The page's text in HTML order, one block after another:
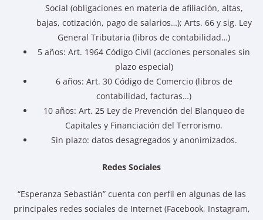
Social (obligaciones en materia de afiliación, altas,
bajas, cotización, pago de salarios…); Arts. 66 y sig. Ley
General Tributaria (libros de contabilidad…)
5 años: Art. 1964 Código Civil (acciones personales sin
plazo especial)
6 años: Art. 30 Código de Comercio (libros de
contabilidad, facturas…)
10 años: Art. 25 Ley de Prevención del Blanqueo de
Capitales y Financiación del Terrorismo.
Sin plazo: datos desagregados y anonimizados.
Redes Sociales
“Esperanza Sebastián” cuenta con perfil en algunas de las
principales redes sociales de Internet (Facebook, Instagram,